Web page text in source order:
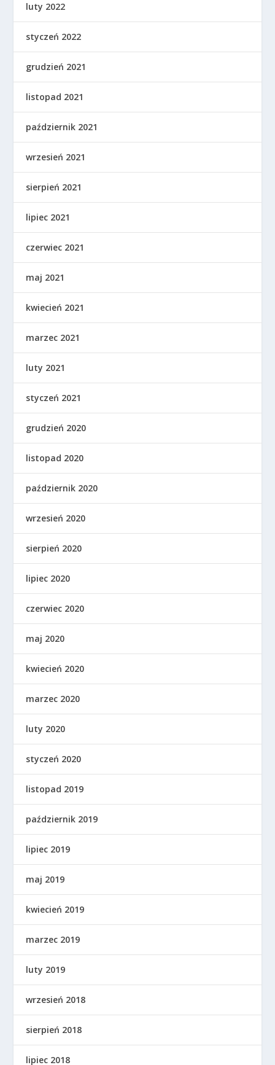
luty 2022
styczeń 2022
grudzień 2021
listopad 2021
październik 2021
wrzesień 2021
sierpień 2021
lipiec 2021
czerwiec 2021
maj 2021
kwiecień 2021
marzec 2021
luty 2021
styczeń 2021
grudzień 2020
listopad 2020
październik 2020
wrzesień 2020
sierpień 2020
lipiec 2020
czerwiec 2020
maj 2020
kwiecień 2020
marzec 2020
luty 2020
styczeń 2020
listopad 2019
październik 2019
lipiec 2019
maj 2019
kwiecień 2019
marzec 2019
luty 2019
wrzesień 2018
sierpień 2018
lipiec 2018